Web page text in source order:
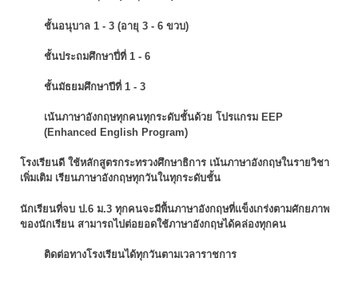
ชั้นอนุบาล 1 - 3 (อายุ 3 - 6 ขวบ)
ชั้นประถมศึกษาปี่ที่ 1 - 6
ชั้นมัธยมศึกษาปีที่ 1 - 3
เน้นภาษาอังกฤษทุกคนทุกระดับชั้นด้วย โปรแกรม EEP
(Enhanced English Program)
โรงเรียนดี ใช้หลักสูตรกระทรวงศึกษาธิการ เน้นภาษาอังกฤษในรายวิชา
เพิ่มเติม เรียนภาษาอังกฤษทุกวันในทุกระดับชั้น
นักเรียนที่จบ ป.6 ม.3 ทุกคนจะมีพื้นภาษาอังกฤษที่แข็งเกร่งตามศักยภาพ
ของนักเรียน สามารถไปต่อยอดใช้ภาษาอังกฤษได้คล่องทุกคน
ติดต่อทางโรงเรียนได้ทุกวันตามเวลาราชการ